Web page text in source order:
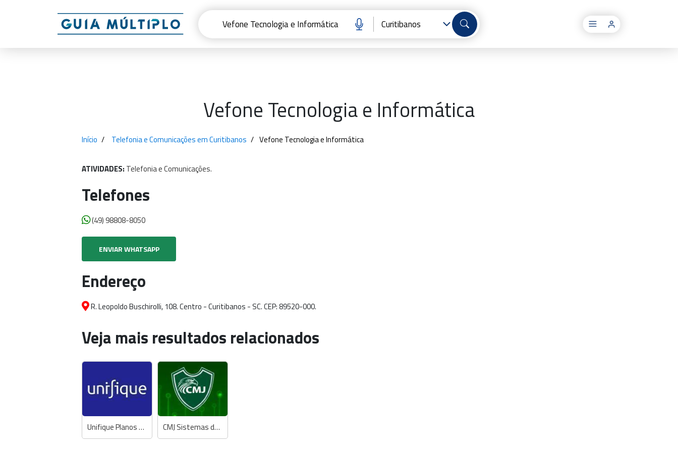
Vefone Tecnologia e Informática
Início Telefonia e Comunicações em Curitibanos Vefone Tecnologia e Informática
ATIVIDADES: TelefoniaeComunicações.
Telefones
(49) 98808-8050
ENVIAR WHATSAPP
Endereço
R. Leopoldo Buschirolli, 108. Centro - Curitibanos - SC. CEP: 89520-000.
Veja mais resultados relacionados
Unifique Planos de Celular e Internet Fibra CMJ Sistemas de Segurança Eletrônica e Elétrica